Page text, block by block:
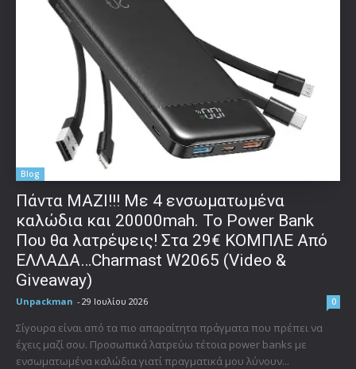
Blog
Πάντα ΜΑΖΙ!!! Με 4 ενσωματωμένα
καλώδια και 20000mah. Το Power Bank
Που θα λατρέψεις! Στα 29€ ΚΟΜΠΛΕ Από
ΕΛΛΑΔΑ…Charmast W2065 (Video &
Giveaway)
Unpackman - 29 Ιουλίου 2026 0
Σίγουρα είναι από τα πιο απαραίτητα πράγματα που πρέπει να
έχεις μαζί σου. Προσωπικά λατρεύω τέτοια power banks με
ενσωματωμένα καλώδια γιατί πραγματικά μου λύνουν...